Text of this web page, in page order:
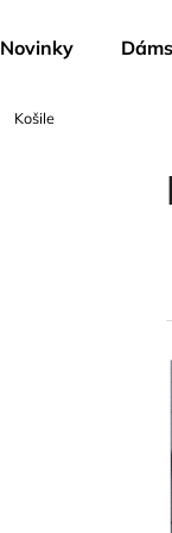
Novinky
Košile
í
i